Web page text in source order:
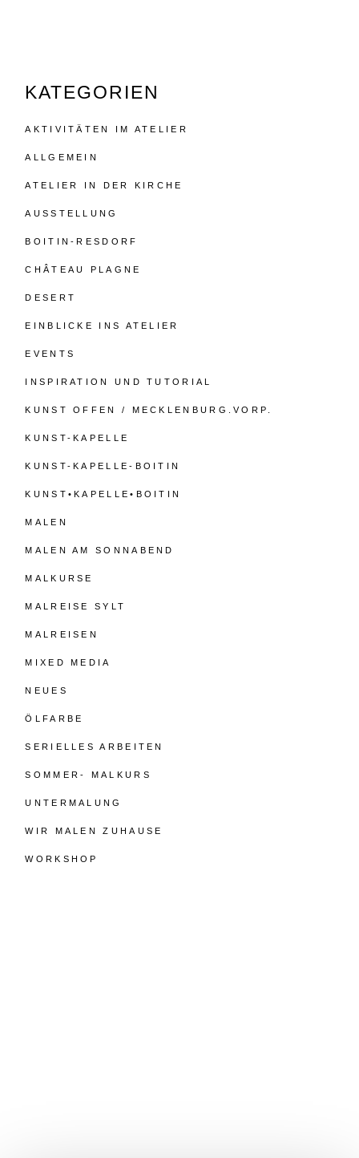
KATEGORIEN
AKTIVITÄTEN IM ATELIER
ALLGEMEIN
ATELIER IN DER KIRCHE
AUSSTELLUNG
BOITIN-RESDORF
CHÂTEAU PLAGNE
DESERT
EINBLICKE INS ATELIER
EVENTS
INSPIRATION UND TUTORIAL
KUNST OFFEN / MECKLENBURG.VORP.
KUNST-KAPELLE
KUNST-KAPELLE-BOITIN
KUNST•KAPELLE•BOITIN
MALEN
MALEN AM SONNABEND
MALKURSE
MALREISE SYLT
MALREISEN
MIXED MEDIA
NEUES
ÖLFARBE
SERIELLES ARBEITEN
SOMMER- MALKURS
UNTERMALUNG
WIR MALEN ZUHAUSE
WORKSHOP